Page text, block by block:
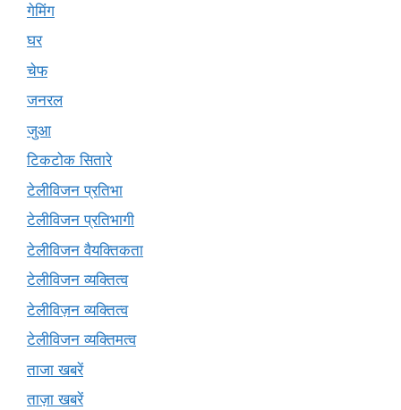
गेमिंग
घर
चेफ
जनरल
जुआ
टिकटोक सितारे
टेलीविजन प्रतिभा
टेलीविजन प्रतिभागी
टेलीविजन वैयक्तिकता
टेलीविजन व्यक्तित्व
टेलीविज़न व्यक्तित्व
टेलीविजन व्यक्तिमत्व
ताजा खबरें
ताज़ा खबरें